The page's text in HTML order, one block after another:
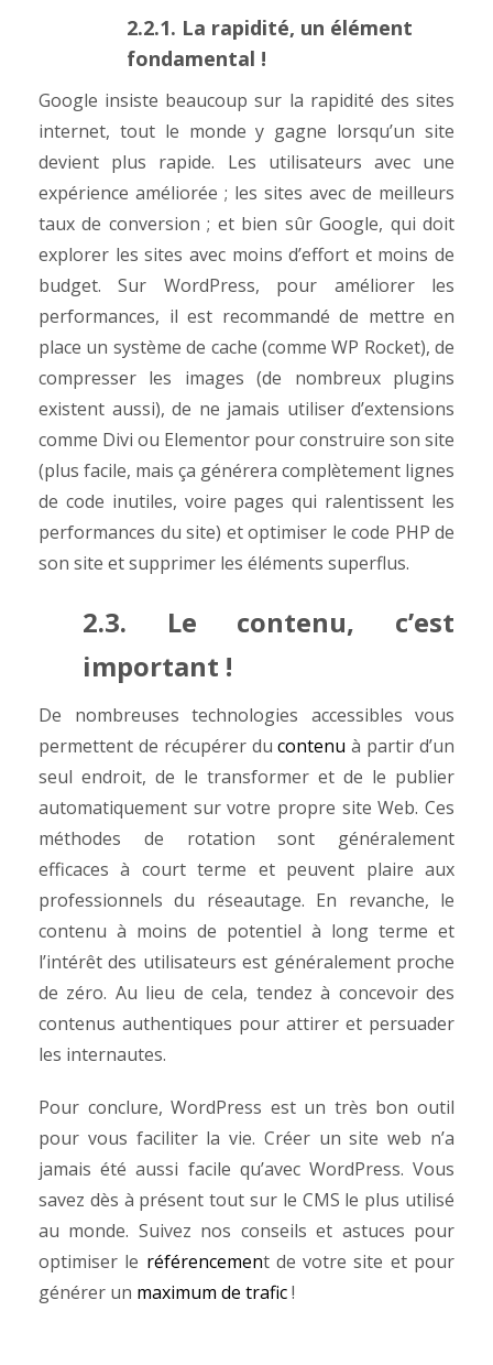
2.2.1. La rapidité, un élément
fondamental !
Google insiste beaucoup sur la rapidité des sites
internet, tout le monde y gagne lorsqu’un site
devient plus rapide. Les utilisateurs avec une
expérience améliorée ; les sites avec de meilleurs
taux de conversion ; et bien sûr Google, qui doit
explorer les sites avec moins d’effort et moins de
budget. Sur WordPress, pour améliorer les
performances, il est recommandé de mettre en
place un système de cache (comme WP Rocket), de
compresser les images (de nombreux plugins
existent aussi), de ne jamais utiliser d’extensions
comme Divi ou Elementor pour construire son site
(plus facile, mais ça générera complètement lignes
de code inutiles, voire pages qui ralentissent les
performances du site) et optimiser le code PHP de
son site et supprimer les éléments superflus.
2.3. Le contenu, c’est
important !
De nombreuses technologies accessibles vous
permettent de récupérer ducontenuà partir d’un
seul endroit, de le transformer et de le publier
automatiquement sur votre propre site Web. Ces
méthodes de rotation sont généralement
efficaces à court terme et peuvent plaire aux
professionnels du réseautage. En revanche, le
contenu à moins de potentiel à long terme et
l’intérêt des utilisateurs est généralement proche
de zéro. Au lieu de cela, tendez à concevoir des
contenus authentiques pour attirer et persuader
les internautes.
Pour conclure, WordPress est un très bon outil
pour vous faciliter la vie. Créer un site web n’a
jamais été aussi facile qu’avec WordPress. Vous
savez dès à présent tout sur le CMS le plus utilisé
au monde. Suivez nos conseils et astuces pour
optimiser le référencement de votre site et pour
générer un maximum de trafic!